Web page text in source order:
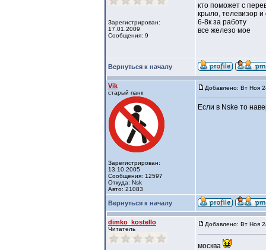
Зарегистрирован:
17.01.2009
Сообщения: 9
кто поможет с
крыло, телевизор
6-8к за работу
все железо мое
Вернуться к началу
Vik
старый панк
Зарегистрирован:
13.10.2005
Сообщения: 12597
Откуда: Nsk
Авто: 21083
Добавлено: Вт Ноя
Если в Nskе то
Вернуться к началу
dimko_kostello
Читатель
Добавлено: Вт Ноя
москва